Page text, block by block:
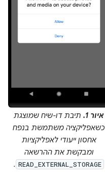
איור 1.
תיבת דו-שיח שמוצגת
כשאפליקציה משתמשת בנפח
אחסון ייעודי לאפליקציות
ומבקשת את ההרשאה
READ_EXTERNAL_STORAGE
.